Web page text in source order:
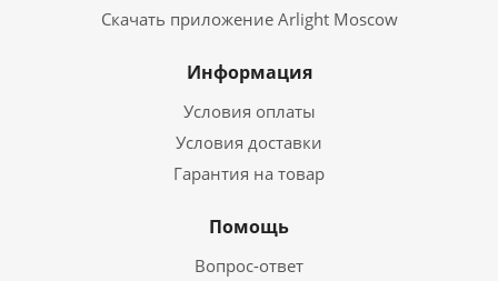
Скачать приложение Arlight Moscow
Информация
Условия оплаты
Условия доставки
Гарантия на товар
Помощь
Вопрос-ответ